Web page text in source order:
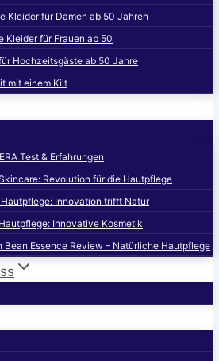
Kleider für Damen ab 50 Jahren
Kleider für Frauen ab 50
Hochzeitsgäste ab 50 Jahre
mit einem Kilt
Test & Erfahrungen
Revolution für die Hautpflege
Innovation trifft Natur
Innovative Kosmetik
Bean Essence Review – Natürliche Hautpflege